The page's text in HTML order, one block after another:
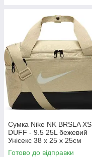
Сумка Nike NK BRSLA XS
DUFF - 9.5 25L бежевий
Унісекс 38 x 25 x 25см
DM3977-253
Готово до відправки